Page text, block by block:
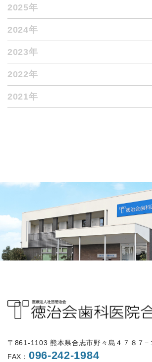
2025年
2024年
2023年
2022年
2021年
〒861-1103 熊本県合志市野々島４７８７−
FAX： 096-242-1984